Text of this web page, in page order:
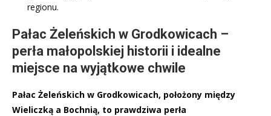
regionu.
Pałac Żeleńskich w Grodkowicach –
perła małopolskiej historii i idealne
miejsce na wyjątkowe chwile
Pałac Żeleńskich w Grodkowicach, położony między
Wieliczką a Bochnią, to prawdziwa perła